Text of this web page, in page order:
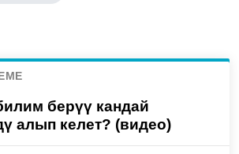
берүү кандай
алып келет? (видео)